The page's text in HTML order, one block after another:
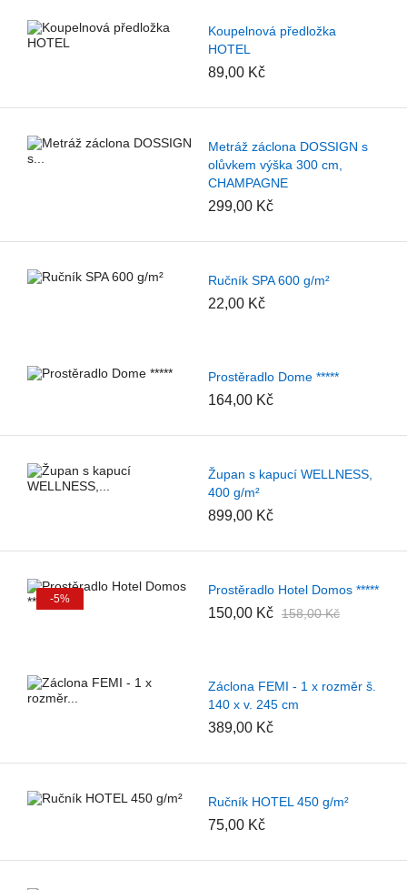
Koupelnová předložka
HOTEL
89,00 Kč
Metráž záclona DOSSIGN s
olůvkem výška 300 cm,
CHAMPAGNE
299,00 Kč
Ručník SPA 600 g/m²
22,00 Kč
Prostěradlo Dome *****
164,00 Kč
Župan s kapucí WELLNESS,
400 g/m²
899,00 Kč
-5%
Prostěradlo Hotel Domos *****
150,00 Kč 158,00 Kč
Záclona FEMI - 1 x rozměr š.
140 x v. 245 cm
389,00 Kč
Ručník HOTEL 450 g/m²
75,00 Kč